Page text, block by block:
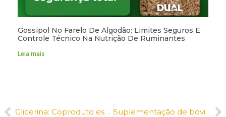
Gossipol No Farelo De Algodão: Limites Seguros E
Controle Técnico Na Nutrição De Ruminantes
Leia mais
Glicerina: Coproduto estratégico do biodiesel em 2026 Suplementação de bovinos no período de seca: estratégias para manter o ganho de peso no inverno